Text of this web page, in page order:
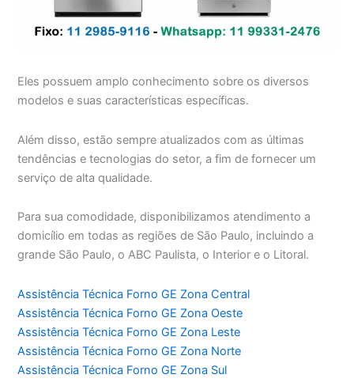
Eles possuem amplo conhecimento sobre os diversos
modelos e suas características específicas.
Além disso, estão sempre atualizados com as últimas
tendências e tecnologias do setor, a fim de fornecer um
serviço de alta qualidade.
Para sua comodidade, disponibilizamos atendimento a
domicílio em todas as regiões de São Paulo, incluindo a
grande São Paulo, o ABC Paulista, o Interior e o Litoral.
Assistência Técnica Forno GE Zona Central
Assistência Técnica Forno GE Zona Oeste
Assistência Técnica Forno GE Zona Leste
Assistência Técnica Forno GE Zona Norte
Assistência Técnica Forno GE Zona Sul